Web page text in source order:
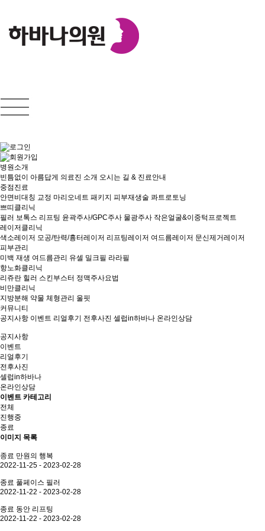
병원소개
빈틈없이 아름답게 의료진 소개 오시는 길 & 진료안내
중점진료
안면비대칭 교정 마리오네트 패키지 피부재생술 콰트로토닝
쁘띠클리닉
필러 보톡스 리프팅 윤곽주사/GPC주사 물광주사 작은얼굴&이중턱프로젝트
레이저클리닉
색소레이저 모공/탄력/흉터레이저 리프팅레이저 여드름레이저 문신제거레이저
피부관리
미백 재생 여드름관리 유셀 밀크필 라라필
항노화클리닉
리쥬란 힐러 스킨부스터 정맥주사요법
비만클리닉
지방분해 약물 체형관리 울핏
커뮤니티
공지사항 이벤트 리얼후기 전후사진 셀럽in하바나 온라인상담
공지사항
이벤트
리얼후기
전후사진
셀럽in하바나
온라인상담
이벤트 카테고리
전체
진행중
종료
이미지 목록
종료 만원의 행복
2022-11-25 - 2023-02-28
종료 풀페이스 필러
2022-11-22 - 2023-02-28
종료 동안 리프팅
2022-11-22 - 2023-02-28